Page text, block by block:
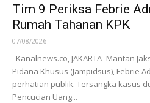
Tim 9 Periksa Febrie
Rumah Tahanan KPK
07/08/2026
Kanalnews.co, JAKARTA- Mantan
Pidana Khusus (Jampidsus), Febrie
perhatian publik. Tersangka kasus
Pencucian Uang...